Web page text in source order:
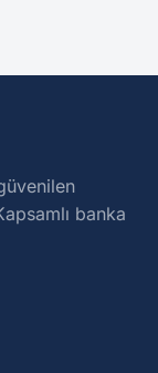
banka